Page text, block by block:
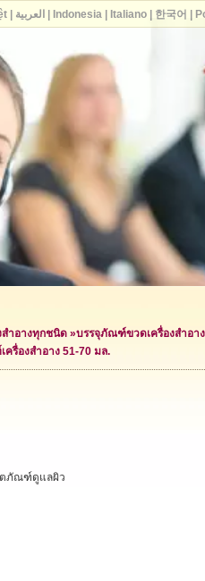
สำอางทุกชนิด »บรรจุภัณฑ์ขวดเครื่องสำอาง
รื่องสำอาง 51-70 มล.
ตภัณฑ์ดูแลผิว
| العربية Indonesia| Italiano| 한국어